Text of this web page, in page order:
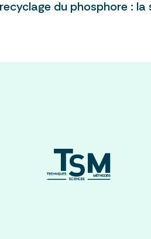
du phosphore :